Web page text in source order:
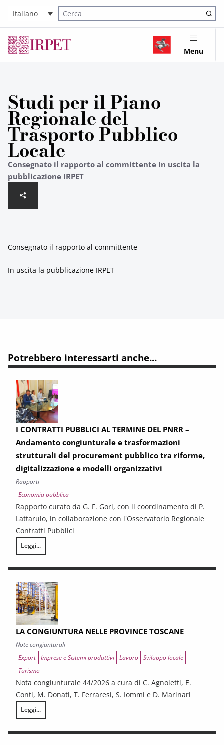
Italiano
Cerca nel sito
Menu
Studi per il Piano
Regionale del
Trasporto Pubblico
Locale
Consegnato il rapporto al committente In uscita la
pubblicazione IRPET
Consegnato il rapporto al committente
In uscita la pubblicazione IRPET
Potrebbero interessarti anche...
I CONTRATTI PUBBLICI AL TERMINE DEL PNRR –
Andamento congiunturale e trasformazioni
strutturali del procurement pubblico tra riforme,
digitalizzazione e modelli organizzativi
Rapporti
Economia pubblica
Rapporto curato da G. F. Gori, con il coordinamento di P.
Lattarulo, in collaborazione con l'Osservatorio Regionale
Contratti Pubblici
Leggi...
I CONTRATTI PUBBLICI AL TERMINE DEL PNRR – Andamento
LA CONGIUNTURA NELLE PROVINCE TOSCANE
Note congiunturali
Export Imprese e Sistemi produttivi Lavoro Sviluppo locale
Turismo
Nota congiunturale 44/2026 a cura di C. Agnoletti, E.
Conti, M. Donati, T. Ferraresi, S. Iommi e D. Marinari
Leggi...
LA CONGIUNTURA NELLE PROVINCE TOSCANE